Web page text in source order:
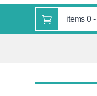
-
0 items